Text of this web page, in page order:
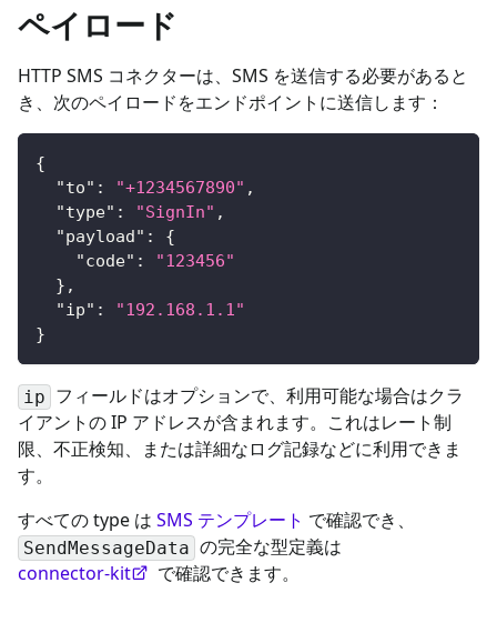
ペイロード
HTTP SMS コネクターは、SMS を送信する必要があると
き、次のペイロードをエンドポイントに送信します：
{
"to" : "+1234567890" ,
"type" : "SignIn" ,
"payload" :
{
"code" :
"123456"
} ,
"ip" :
"192.168.1.1"
}
ip フィールドはオプションで、利用可能な場合はクラ
イアントの IP アドレスが含まれます。これはレート制
限、不正検知、または詳細なログ記録などに利用できま
す。
すべての type は SMS テンプレート で確認でき、
SendMessageData の完全な型定義は
connector-kit
で確認できます。